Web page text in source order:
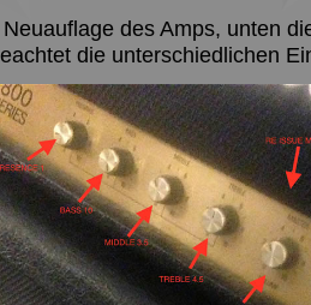
des Amps, unten
die unterschiedlichen